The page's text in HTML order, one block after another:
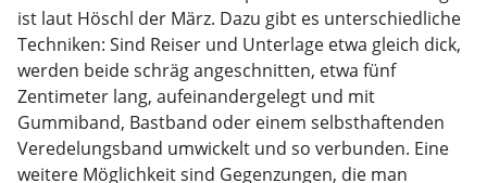
ist laut Höschl der März. Dazu gibt es unterschiedliche
Techniken: Sind Reiser und Unterlage etwa gleich dick,
werden beide schräg angeschnitten, etwa fünf
Zentimeter lang, aufeinandergelegt und mit
Gummiband, Bastband oder einem selbsthaftenden
Veredelungsband umwickelt und so verbunden. Eine
weitere Möglichkeit sind Gegenzungen, die man